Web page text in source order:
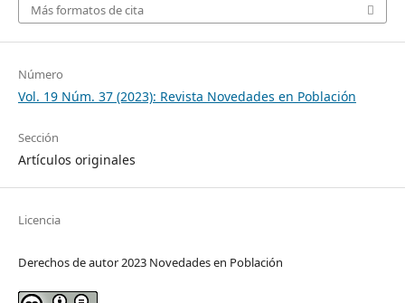
Más formatos de cita
Número
Vol. 19 Núm. 37 (2023): Revista Novedades en Población
Sección
Artículos originales
Licencia
Derechos de autor 2023 Novedades en Población